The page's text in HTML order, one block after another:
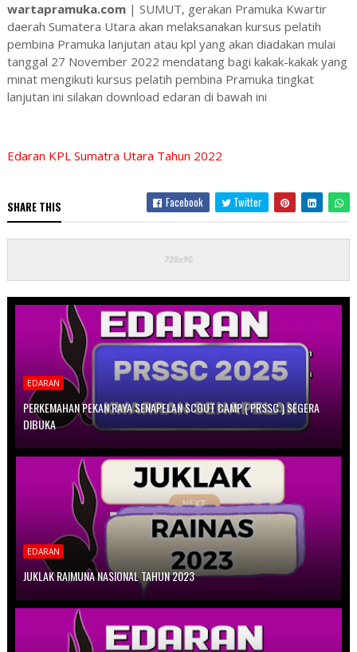
wartapramuka.com| SUMUT, gerakan Pramuka Kwartir
daerah Sumatera Utara akan melaksanakan kursus pelatih
pembina Pramuka lanjutan atau kpl yang akan diadakan mulai
tanggal 27 November 2022 mendatang bagi kakak-kakak yang
minat mengikuti kursus pelatih pembina Pramuka tingkat
lanjutan ini silakan download edaran di bawah ini
Edaran KPL Sumatra Utara Tahun 2022
SHARE THIS Facebook Twitter
EDARAN
PERKEMAHAN PEKAN RAYA SENAPELAN SCOUT CAMP ( PRSSC ) SEGERA
DIBUKA
EDARAN
JUKLAK RAIMUNA NASIONAL TAHUN 2023